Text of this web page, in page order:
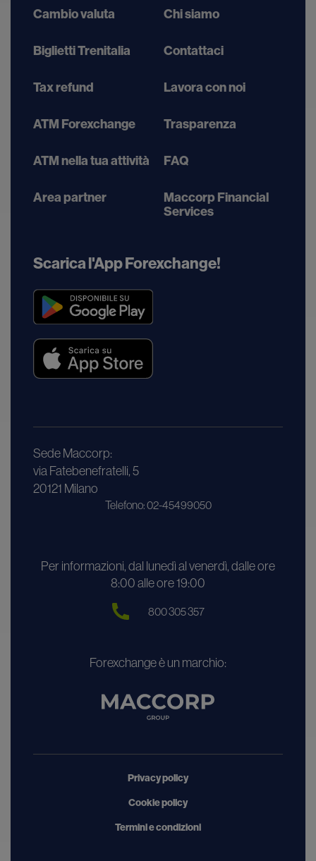
Cambio valuta
Biglietti Trenitalia
Tax refund
ATM Forexchange
ATM nella tua attività
Area partner
Chi siamo
Contattaci
Lavora con noi
Trasparenza
FAQ
Maccorp Financial
Services
Scarica l'App Forexchange!
Sede Maccorp:
via Fatebenefratelli, 5
20121 Milano
Telefono: 02-45499050
Per informazioni, dal lunedì al venerdì, dalle ore
8:00 alle ore 19:00
800 305 357
Forexchange è un marchio:
Privacy policy
Cookie policy
Termini e condizioni